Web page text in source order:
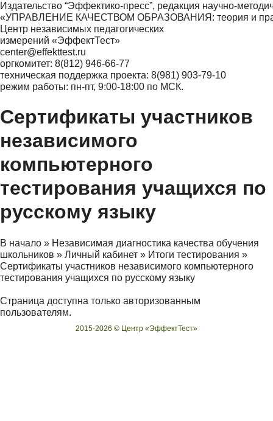
Издательство “Эффектико-пресс”, редакция научно-
«УПРАВЛЕНИЕ КАЧЕСТВОМ ОБРАЗОВАНИЯ: теория и
Центр независимых педагогических
измерений «ЭффектТест»
center@effekttest.ru
оргкомитет: 8(812) 946-66-77
техническая поддержка проекта: 8(981) 903-79-10
режим работы: пн-пт, 9:00-18:00 по МСК.
Сертификаты участников
независимого
компьютерного
тестирования учащихся по
русскому языку
В начало » Независимая диагностика качества обучения
школьников » Личный кабинет » Итоги тестирования »
Сертификаты участников независимого компьютерного
тестирования учащихся по русскому языку
Страница доступна только авторизованным
пользователям.
2015-2026 © Центр «ЭффектТест»